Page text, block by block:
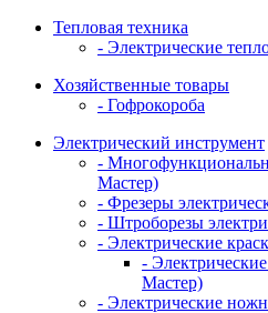
Тепловая техника
- Электрические
Хозяйственные товары
- Гофрокороба
Электрический инструмент
-
Мастер)
- Фрезеры
- Штроборезы
- Электрические
-
Мастер)
- Электрические